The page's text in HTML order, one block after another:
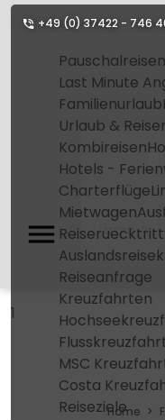
+49 (0) 37422 - 746
Pauschalreisen
Last Minute
Familienurlaub
Urlaub &
Kombireisen
Hotels -
Charterflüge
Mietwagen
Reiseanfrage
Kreuzfahrten
MSC
Costa
Reiseziele
Home
1
Home